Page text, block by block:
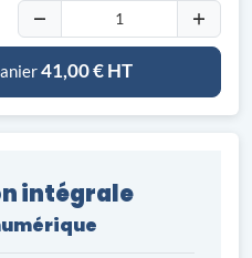
41,00€ HT
intégrale